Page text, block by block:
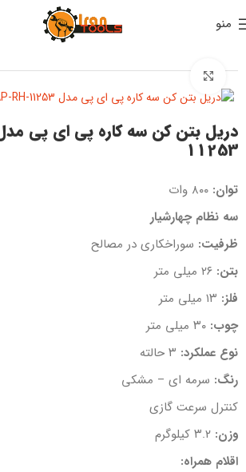
منو
خانه ابزار برقی و
برای بزرگنمایی کلیک کنید
11253
توان:
سه نظام چهارشیار
ظرفیت: سوراخکاری در مصالح
بتن:
فلز:
چوب:
نوع عملکرد:
رنگ: سرمه ای – مشکی
کنترل سرعت گازی
وزن:
اقلام همراه: